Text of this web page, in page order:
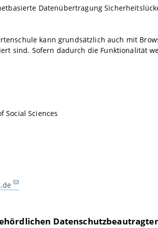
Datenübertragung
kann grundsätzlich auch mit
sind. Sofern dadurch die Funktionalität
Social Sciences